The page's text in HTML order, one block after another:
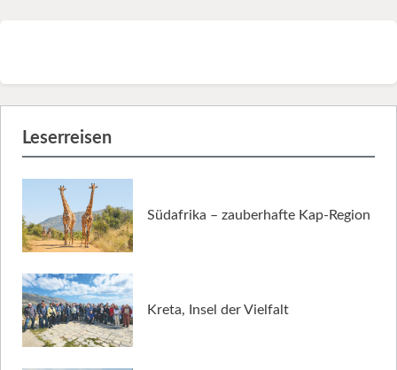
Leserreisen
Südafrika – zauberhafte Kap-Region
Kreta, Insel der Vielfalt